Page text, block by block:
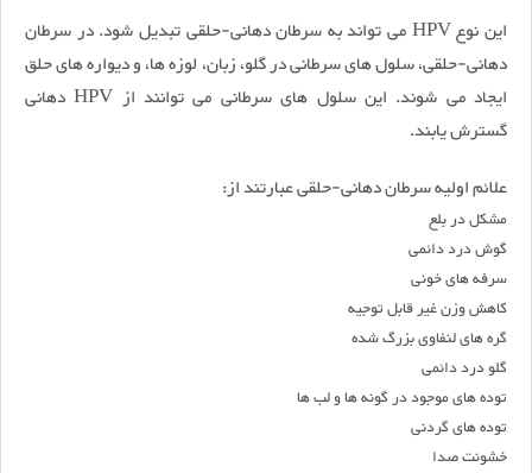
این نوع HPV می تواند به سرطان دهانی-حلقی تبدیل شود. در سرطان
دهانی-حلقی، سلول های سرطانی در گلو، زبان، لوزه ها، و دیواره های حلق
ایجاد می شوند. این سلول های سرطانی می توانند از HPV دهانی
گسترش یابند.
علائم اولیه سرطان دهانی-حلقی عبارتند از:
مشکل در بلع
گوش درد دائمی
سرفه های خونی
کاهش وزن غیر قابل توجیه
گره های لنفاوی بزرگ شده
گلو درد دائمی
توده های موجود در گونه ها و لب ها
توده های گردنی
خشونت صدا